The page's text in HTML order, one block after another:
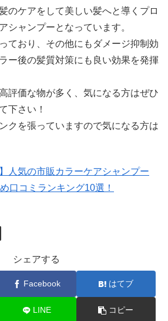
のケアをして美しい髪へと導くプロ
シャンプーとなっています。
ており、その他にもダメージ抑制効
ー後の髪質対策にも良い効果を発揮
評価な物が多く、気になる方はぜひ
下さい！
クを張っていますので気になる方は
人気の市販カラーケアシャンプー
口コミランキング10選！
シェアする
Facebook はてブ
LINE コピー